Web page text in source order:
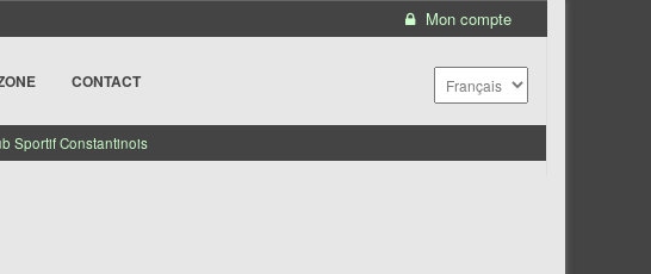
Mon compte
CONTACT
Sportif Constantinois